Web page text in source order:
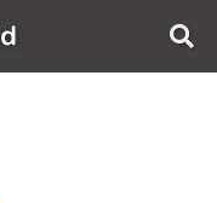
AppWereld